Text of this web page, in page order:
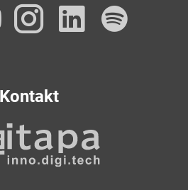
YouTube
Instagram
Kontakt